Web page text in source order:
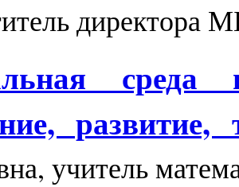
среда
развитие,
учитель